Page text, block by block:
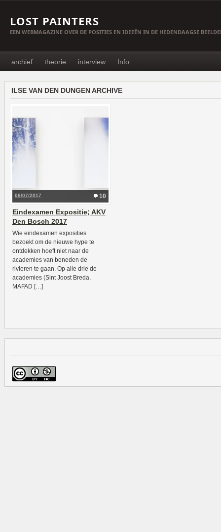
LOST PAINTERS
EEN WEBMAGAZINE OVER DE POSITIES EN IDEEËN IN DE HEDENDAAGSE
archief theorie interview Info
ILSE VAN DEN DUNGEN ARCHIVE
10
06/07/2017
Eindexamen Expositie; AKV
Den Bosch 2017
Wie eindexamen exposities
bezoekt om de nieuwe hype te
ontdekken hoeft niet naar de
academies van beneden de
rivieren te gaan. Op alle drie de
academies (Sint Joost Breda,
MAFAD […]